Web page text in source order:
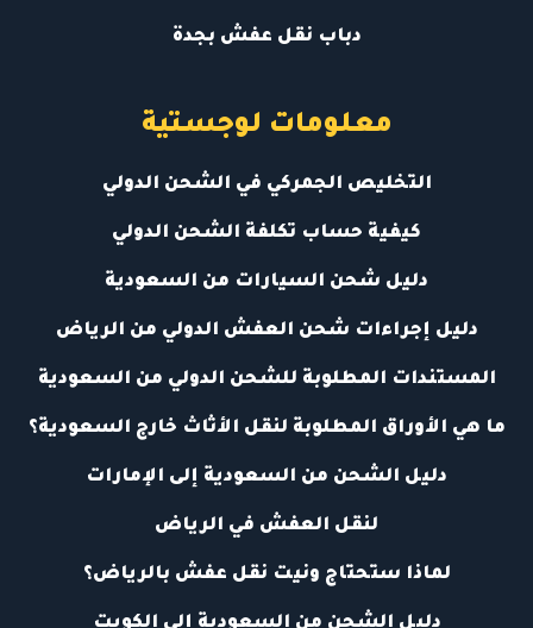
دباب نقل عفش بجدة
معلومات لوجستية
التخليص الجمركي في الشحن الدولي
كيفية حساب تكلفة الشحن الدولي
دليل شحن السيارات من السعودية
دليل إجراءات شحن العفش الدولي من الرياض
المستندات المطلوبة للشحن الدولي من السعودية
ما هي الأوراق المطلوبة لنقل الأثاث خارج السعودية؟
دليل الشحن من السعودية إلى الإمارات
لنقل العفش في الرياض
لماذا ستحتاج ونيت نقل عفش بالرياض؟
دليل الشحن من السعودية إلى الكويت